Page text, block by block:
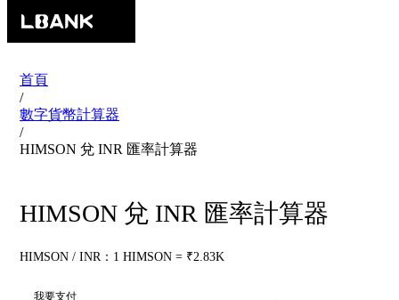
首頁
/
數字貨幣計算器
/
HIMSON 兌 INR 匯率計算器
HIMSON 兌 INR 匯率計算器
HIMSON / INR：1 HIMSON = ₹2.83K
我要支付